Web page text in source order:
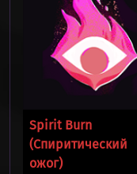
Spirit Burn
(Спиритический
ожог)